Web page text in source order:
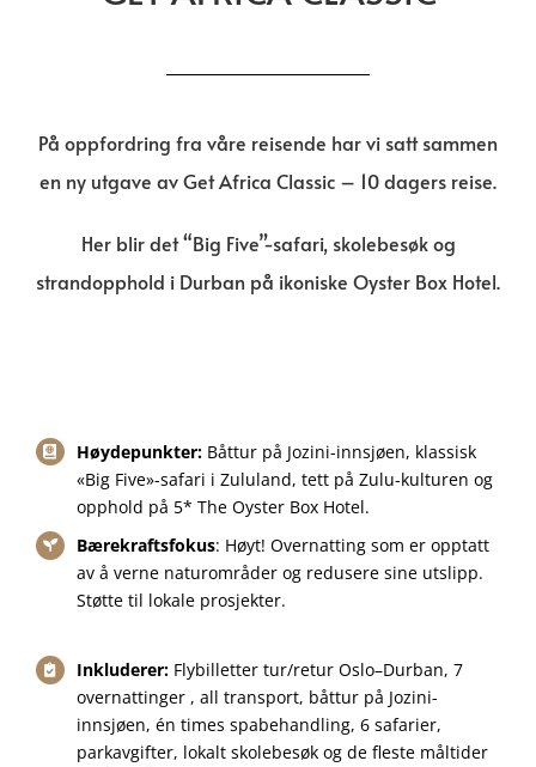
På oppfordring fra våre reisende har vi satt sammen
en ny utgave av Get Africa Classic – 10 dagers reise.
Her blir det “Big Five”-safari, skolebesøk og
strandopphold i Durban på ikoniske Oyster Box Hotel.
Høydepunkter: Båttur på Jozini-innsjøen, klassisk
«Big Five»-safari i Zululand, tett på Zulu-kulturen og
opphold på 5* The Oyster Box Hotel.
Bærekraftsfokus: Høyt! Overnatting som er opptatt
av å verne naturområder og redusere sine utslipp.
Støtte til lokale prosjekter.
Inkluderer: Flybilletter tur/retur Oslo–Durban, 7
overnattinger , all transport, båttur på Jozini-
innsjøen, én times spabehandling, 6 safarier,
parkavgifter, lokalt skolebesøk og de fleste måltider